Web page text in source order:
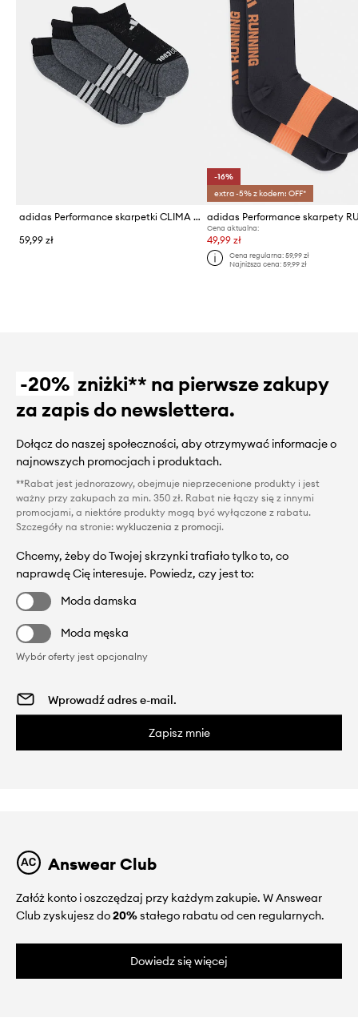
adidas Performance skarpetki CLIMA TRAINING 3-pack
59,99 zł
-16%
extra -5% z kodem: OFF*
Cena aktualna:
49,99 zł
Cena regularna: 59,99 zł
Najniższa cena: 59,99 zł
-20% zniżki** na pierwsze zakupy
za zapis do newslettera.
Dołącz do naszej społeczności, aby otrzymywać informacje o
najnowszych promocjach i produktach.
**Rabat jest jednorazowy, obejmuje nieprzecenione produkty i jest
ważny przy zakupach za min. 350 zł. Rabat nie łączy się z innymi
promocjami, a niektóre produkty mogą być wyłączone z rabatu.
Szczegóły na stronie: wykluczenia z promocji.
Chcemy, żeby do Twojej skrzynki trafiało tylko to, co
naprawdę Cię interesuje. Powiedz, czy jest to:
Moda damska
Moda męska
Wybór oferty jest opcjonalny
Zapisz mnie
Answear Club
Załóż konto i oszczędzaj przy każdym zakupie. W Answear
Club zyskujesz do20%stałego rabatu od cen regularnych.
Dowiedz się więcej